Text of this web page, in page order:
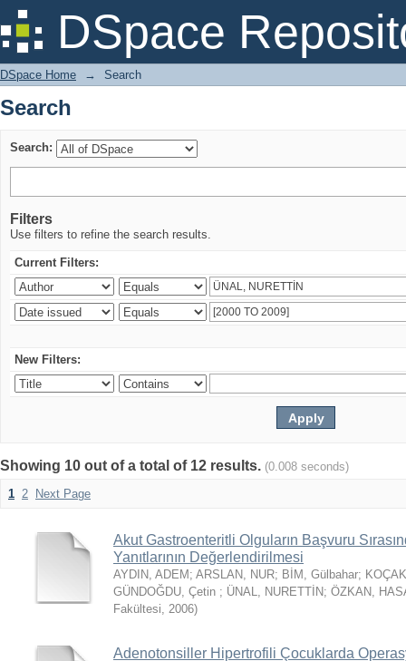
DSpace
Search
DSpace Home → Search
Search
Search:
Filters
Use filters to refine the search results.
Current Filters:
New Filters:
Showing 10 out of a total of 12 results. (0.008 seconds)
1 2 Next Page
Akut Gastroenteritli Olguların Başvuru
Yanıtlarının Değerlendirilmesi
AYDIN, ADEM ; ARSLAN, NUR; BİM, Gülbahar;
GÜNDOĞDU, Çetin ; ÜNAL, NURETTİN; ÖZKAN,
Fakültesi, 2006)
Adenotonsiller Hipertrofili Çocuklarda